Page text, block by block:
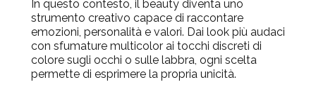
In questo contesto, il beauty diventa uno
strumento creativo capace di raccontare
emozioni, personalità e valori. Dai look più audaci
con sfumature multicolor ai tocchi discreti di
colore sugli occhi o sulle labbra, ogni scelta
permette di esprimere la propria unicità.